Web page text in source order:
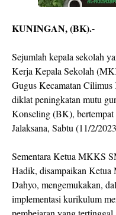
KUNINGAN, (BK).-
Sejumlah kepala sekolah
Kerja Kepala Sekolah
Gugus Kecamatan
diklat peningkatan mutu
Konseling (BK),
Jalaksana, Sabtu (11/2/
Sementara Ketua MKKS
Hadik, disampaikan
Dahyo, mengemukakan,
implementasi kurikulum